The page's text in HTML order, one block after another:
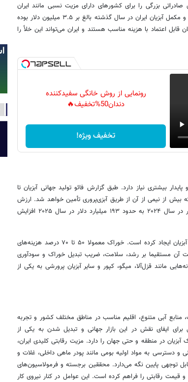
صادراتی بزرگی را برای کشورهای دارای مزیت نسبی مانند ایران
ایجاد کرده است. در این میان ارزش صادرات خوراک و مکمل آبزیان ایران در سال گذشته بالغ بر ۳.۵ میلیون دلار بوده
اعتماد با هزینه مناسب هستند و ایران می‌تواند این خلأ را
رونمایی از روش خانگی سفیدکننده
دندان50%تخفیف🔥
تخفیف ویژه!
بیشتری نیاز دارد. طبق گزارش فائو تولید جهانی آبزیان تا
خواهد رسید که بیش از نیمی از آن از طریق آبزی‌پروری تأمین خواهد شد. ارزش
تجارت جهانی محصولات آبزی نیز از ۱۶۴ میلیارد دلار در سال ۲۰۲۴ به حدود ۱۹۳ میلیارد دلار در سال ۲۰۲۵ افزایش
این رشد چشمگیر تقاضای شدیدی در بخش خوراک آبزیان ایجاد کرده است. خوراک معمولا ۵۰ تا ۷۰ درصد هزینه‌های
آن مستقیما بر رشد، سلامت، ضریب تبدیل خوراک و سودآوری
مانند قزل‌آلا، میگو، کپور و سایر آبزیان پرورشی به یکی از
منابع آبی متنوع، اقلیم مناسب در مناطق مختلف کشور و تجربه
ایفای نقش در این بازار جهانی و تبدیل شدن به یکی از
در منطقه و حتی جهان را دارد. مزیت رقابتی کلیدی ایران،
و دسترسی به مواد اولیه بومی مانند پودر ماهی داخلی، غلات و
توجهی پایین نگه می‌دارد. محققین‌ برجسته و فرمولاسیون‌های
قیمت رقابتی را فراهم کرده است. این عوامل در کنار نیروی کار